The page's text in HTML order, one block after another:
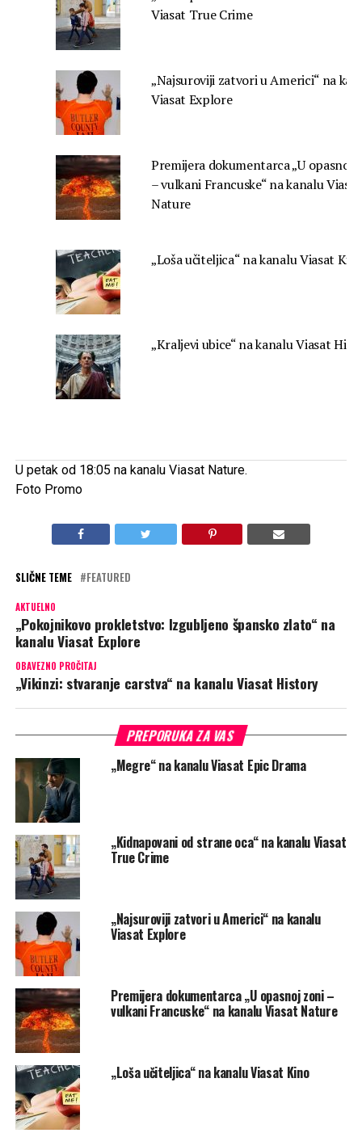
Viasat True Crime
„Najsuroviji zatvori u Americi“ na
Viasat Explore
Premijera dokumentarca „U opasnoj
– vulkani Francuske“ na kanalu Viasat
Nature
„Loša učiteljica“ na kanalu Viasat
„Kraljevi ubice“ na kanalu Viasat
U petak od 18:05 na kanalu Viasat Nature.
Foto Promo
SLIČNE TEME FEATURED
AKTUELNO
„Pokojnikovo prokletstvo: Izgubljeno špansko zlato“ na
kanalu Viasat Explore
OBAVEZNO PROČITAJ
„Vikinzi: stvaranje carstva“ na kanalu Viasat History
PREPORUKA ZA VAS
„Megre“ na kanalu Viasat Epic Drama
„Kidnapovani od strane oca“ na kanalu Viasat
True Crime
„Najsuroviji zatvori u Americi“ na kanalu
Viasat Explore
Premijera dokumentarca „U opasnoj zoni –
vulkani Francuske“ na kanalu Viasat Nature
„Loša učiteljica“ na kanalu Viasat Kino